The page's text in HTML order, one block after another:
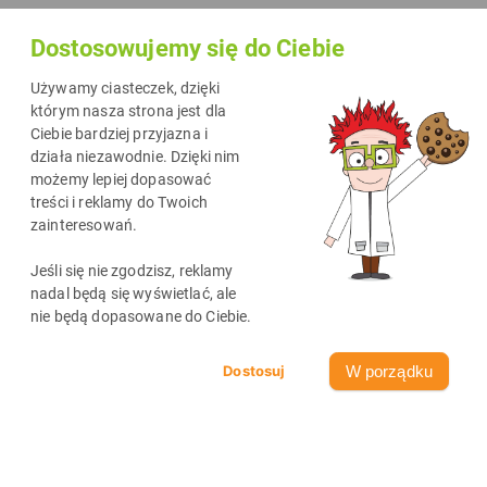
Dostosowujemy się do Ciebie
Używamy ciasteczek, dzięki
którym nasza strona jest dla
Ciebie bardziej przyjazna i
działa niezawodnie. Dzięki nim
możemy lepiej dopasować
treści i reklamy do Twoich
zainteresowań.
Jeśli się nie zgodzisz, reklamy
nadal będą się wyświetlać, ale
nie będą dopasowane do Ciebie.
W porządku
Najnowsze wpisy
zobacz wszystkie